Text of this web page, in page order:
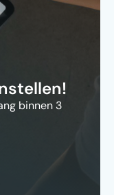
binnen 3